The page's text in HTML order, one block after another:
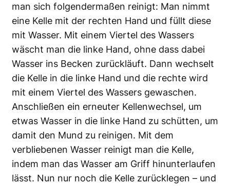
man sich folgendermaßen reinigt: Man nimmt
eine Kelle mit der rechten Hand und füllt diese
mit Wasser. Mit einem Viertel des Wassers
wäscht man die linke Hand, ohne dass dabei
Wasser ins Becken zurückläuft. Dann wechselt
die Kelle in die linke Hand und die rechte wird
mit einem Viertel des Wassers gewaschen.
Anschließen ein erneuter Kellenwechsel, um
etwas Wasser in die linke Hand zu schütten, um
damit den Mund zu reinigen. Mit dem
verbliebenen Wasser reinigt man die Kelle,
indem man das Wasser am Griff hinunterlaufen
lässt. Nun nur noch die Kelle zurücklegen – und